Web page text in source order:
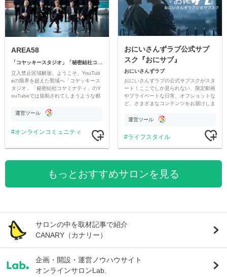
AREA58
「コヤッキースタジオ」「秘密結社コヤミナティ」
立入禁止区域解放。ようこそ、YouTub
eの限界を超えた聖域へ「コヤッキース
タジオ」「秘密結社コヤミナティ」のY
ouTubeでは規制されてしまうような都
公開。
運営ツール
オンラインコミュニティ
おにいさんずラブ公式サブ
スク『おにサブ』
おにいさんずラブ
おにいさんずラブの公式サブスクがスタ
ート！ここでしか見られない、限定動画
やプライベートな日常、オフショットな
ど、さまざまなコンテンツをお届けしま
運営ツール
ライフスタイル
もっとおすすめサロンを見る
サロンの中を取材記事で紹介
CANARY（カナリー）
企画・開設・運営ノウハウサイト
オンラインサロンLab.